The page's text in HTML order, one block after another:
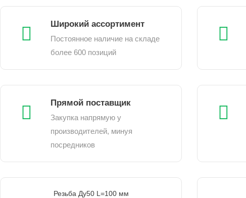
Широкий ассортимент
Постоянное наличие на складе
более 600 позиций
Прямой поставщик
Закупка напрямую у
производителей, минуя
посредников
Резьба Ду50 L=100 мм